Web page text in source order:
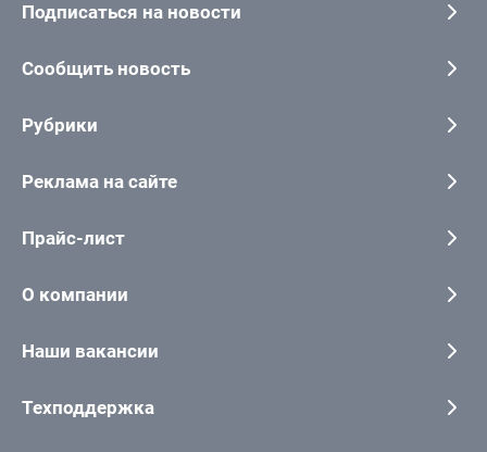
Подписаться на новости
Сообщить новость
Рубрики
Реклама на сайте
Прайс-лист
О компании
Наши вакансии
Техподдержка